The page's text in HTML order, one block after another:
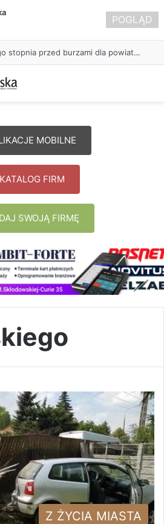
Ostrzeżenie drugiego stopnia przed burzami dla powiatu radomszczańskiego
MOBILNE
KATALOG FIRM
SWOJĄ FIRMĘ
Z ŻYCIA MIASTA
POGLĄD